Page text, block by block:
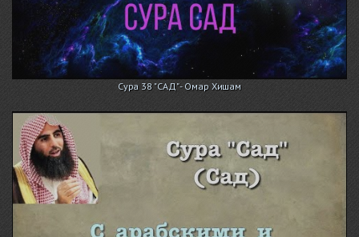
Сура 38 "САД" - Омар Хишам